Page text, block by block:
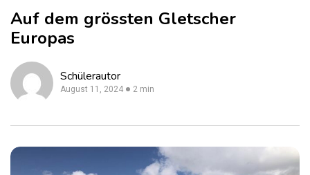
Auf dem grössten Gletscher
Europas
Schülerautor
August 11, 2024 2 min